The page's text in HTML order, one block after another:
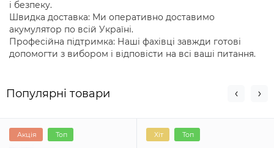
і безпеку.
Швидка доставка: Ми оперативно доставимо
акумулятор по всій Україні.
Професійна підтримка: Наші фахівці завжди готові
допомогти з вибором і відповісти на всі ваші питання.
Популярні товари
Акція Топ Хіт Топ